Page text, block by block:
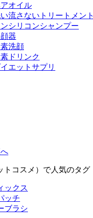
オイル
流さないトリートメント
ンシリコンシャンプー
器
洗顔
ドリンク
エットサプリ
トコスメ）で人気のタグ
ックス
ッチ
ブラシ